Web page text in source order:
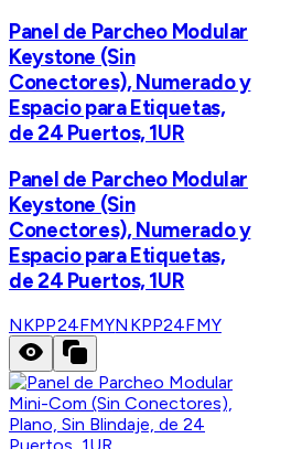
Panel de Parcheo Modular
Keystone (Sin
Conectores), Numerado y
Espacio para Etiquetas,
de 24 Puertos, 1UR
Panel de Parcheo Modular
Keystone (Sin
Conectores), Numerado y
Espacio para Etiquetas,
de 24 Puertos, 1UR
NKPP24FMYNKPP24FMY